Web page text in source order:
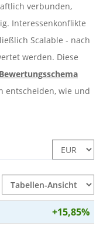
verbunden,
Interessenkonflikte
Scalable - nach
werden. Diese
entscheiden, wie und
+15,85%